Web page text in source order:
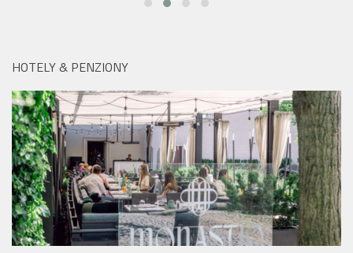
HOTELY & PENZIONY